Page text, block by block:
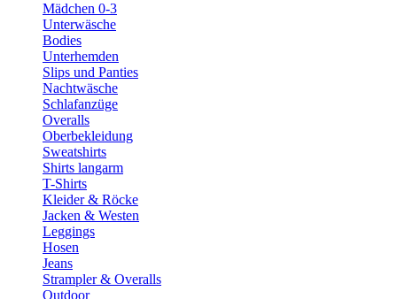
Mädchen 0-3
Unterwäsche
Bodies
Unterhemden
Slips und Panties
Nachtwäsche
Schlafanzüge
Overalls
Oberbekleidung
Sweatshirts
Shirts langarm
T-Shirts
Kleider & Röcke
Jacken & Westen
Leggings
Hosen
Jeans
Strampler & Overalls
Outdoor